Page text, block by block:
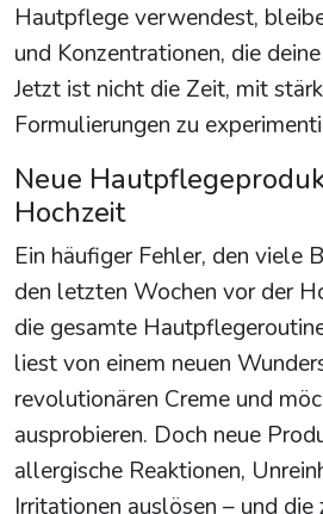
Hautpflege verwendest,
und Konzentrationen, die
Jetzt ist nicht die Zeit, mit
Formulierungen zu
Neue
Hochzeit
Ein häufiger Fehler, den viele
den letzten Wochen vor der
die gesamte
liest von einem neuen
revolutionären Creme und
ausprobieren. Doch neue
allergische Reaktionen,
Irritationen auslösen – und